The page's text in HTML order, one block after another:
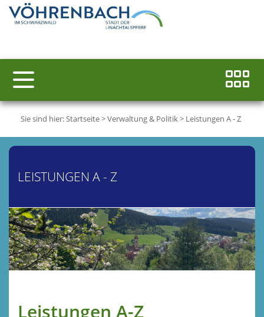
Sie sind hier:Startseite>Verwaltung & Politik> Leistungen A - Z
LEISTUNGEN A - Z
Leistungen A-Z